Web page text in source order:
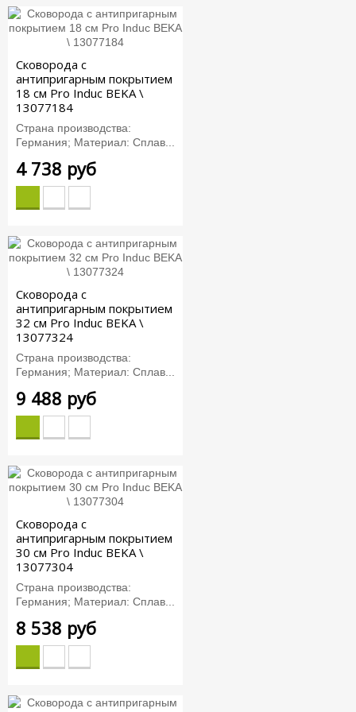
Сковорода с
антипригарным покрытием
18 см Pro Induc BEKA \
13077184
Страна производства:
Германия; Материал: Сплав...
4 738 руб
Сковорода с
антипригарным покрытием
32 см Pro Induc BEKA \
13077324
Страна производства:
Германия; Материал: Сплав...
9 488 руб
Сковорода с
антипригарным покрытием
30 см Pro Induc BEKA \
13077304
Страна производства:
Германия; Материал: Сплав...
8 538 руб